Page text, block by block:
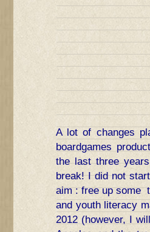
A lot of changes
boardgames
the last three
break! I did not
aim : free up some
and youth literacy
2012 (however, I